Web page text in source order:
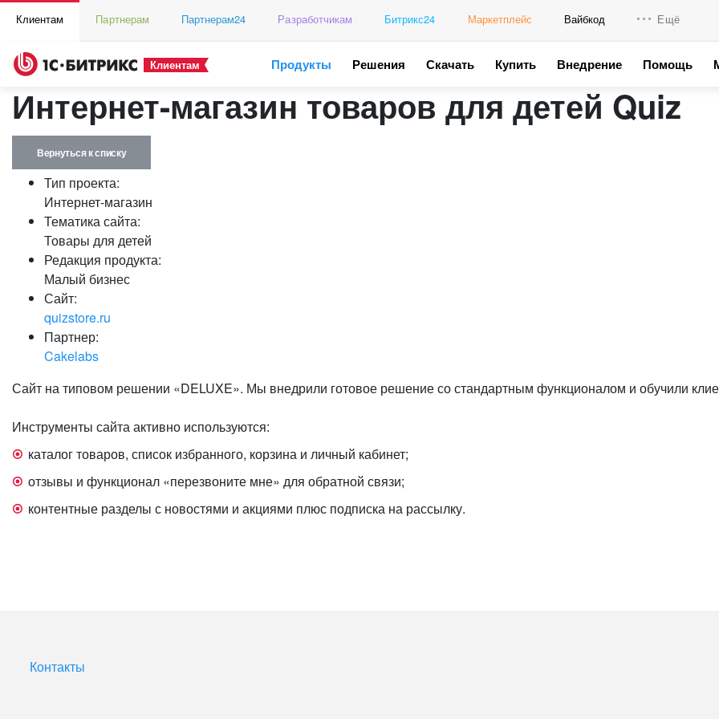
Клиентам Партнерам Партнерам24 Разработчикам Битрикс24 Маркетплейс Вайбкод Ещё
Клиентам Продукты Решения Скачать Купить Внедрение Помощь
Интернет-магазин товаров для детей Quiz
Вернуться к списку
Тип проекта:
Интернет-магазин
Тематика сайта:
Товары для детей
Редакция продукта:
Малый бизнес
Сайт:
quizstore.ru
Партнер:
Cakelabs
Сайт на типовом решении «DELUXE». Мы внедрили готовое решение со стандартным функционалом и обучили
Инструменты сайта активно используются:
каталог товаров, список избранного, корзина и личный кабинет;
отзывы и функционал «перезвоните мне» для обратной связи;
контентные разделы с новостями и акциями плюс подписка на рассылку.
Контакты